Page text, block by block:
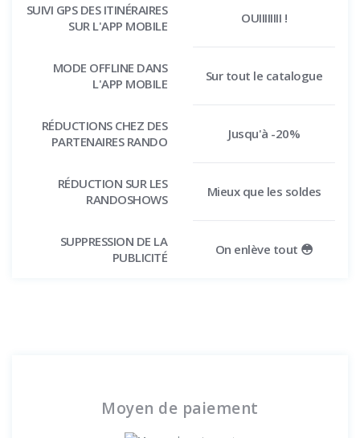
SUIVI GPS DES ITINÉRAIRES
SUR L'APP MOBILE
OUIIIIIIII !
MODE OFFLINE DANS
L'APP MOBILE
Sur tout le catalogue
RÉDUCTIONS CHEZ DES
PARTENAIRES RANDO
Jusqu'à -20%
RÉDUCTION SUR LES
RANDOSHOWS
Mieux que les soldes
SUPPRESSION DE LA
PUBLICITÉ
On enlève tout 😳
Moyen de paiement